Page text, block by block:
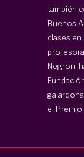
también
Buenos
clases
Negroni
el Premio